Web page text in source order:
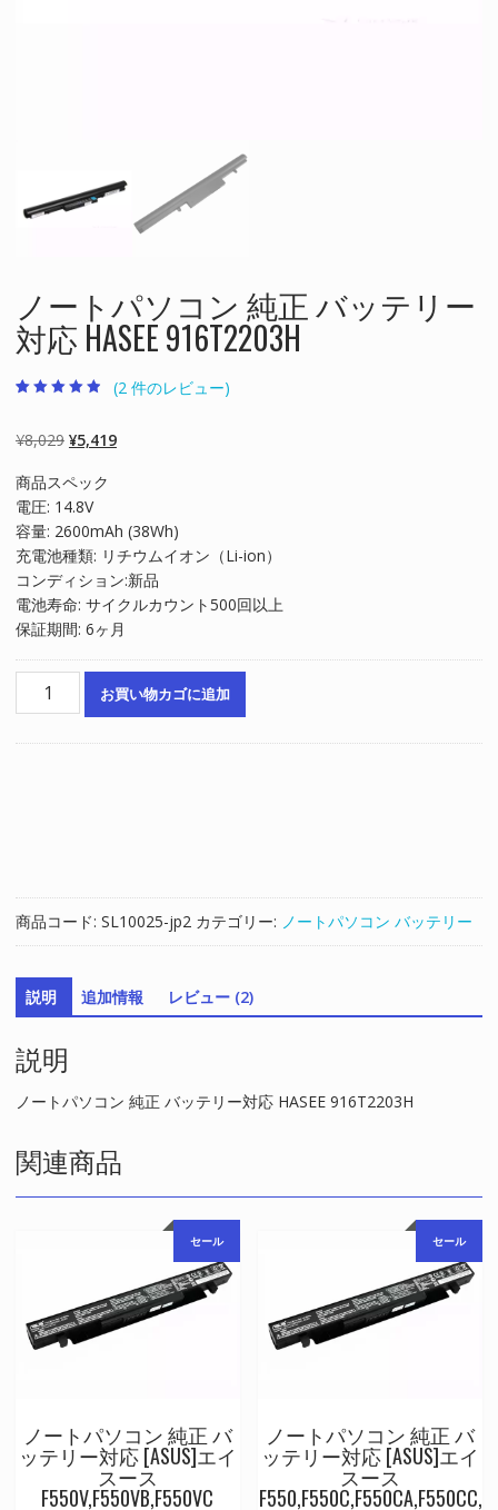
ノートパソコン 純正 バッテリー
対応 HASEE 916T2203H
段階評価のう
ち、4.50 点
(2 件のレビュー)
¥8,029 元
価
格
は
¥8,029
で
し
た。
¥5,419現
格
は
¥5,419
で
す。
商品スペック
電圧: 14.8V
容量: 2600mAh (38Wh)
充電池種類: リチウムイオン（Li-ion）
コンディション:新品
電池寿命: サイクルカウント500回以上
保証期間: 6ヶ月
バ
ッ
テ
リ
ー
応
HASEE
916T2203H
お買い物カゴに追加
商品コード: SL10025-jp2 カテゴリー: ノートパソコン バッテリー
説明 追加情報 レビュー (2)
説明
ノートパソコン 純正 バッテリー対応 HASEE 916T2203H
関連商品
セール
ノートパソコン 純正 バ
ッテリー対応 [ASUS]エイ
スース
F550V,F550VB,F550VC
セール
ノートパソコン 純正 バ
ッテリー対応 [ASUS]エイ
スース
F550,F550C,F550CA,F550CC,